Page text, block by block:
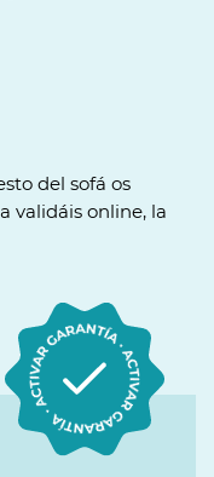
del sofá os
validáis online, la